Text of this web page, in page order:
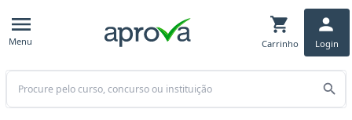
Menu Carrinho Login
Buscar